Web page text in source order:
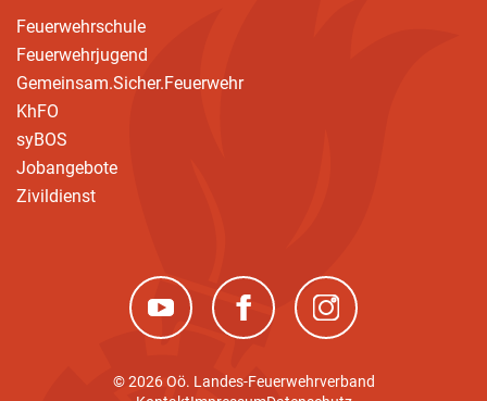
Feuerwehrschule
Feuerwehrjugend
Gemeinsam.Sicher.Feuerwehr
KhFO
syBOS
Jobangebote
Zivildienst
(neues Fenster)(neues Fenster)(neues Fenster)
© 2026 Oö. Landes-Feuerwehrverband